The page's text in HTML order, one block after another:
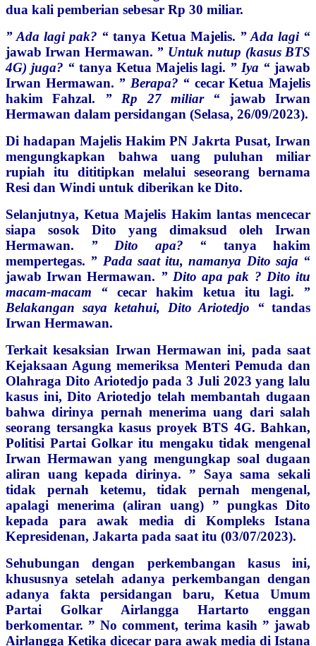
dua kali pemberian sebesar Rp 30 miliar.
” Ada lagi pak? “ tanya Ketua Majelis. ” Ada lagi “
jawab Irwan Hermawan. ” Untuk nutup (kasus BTS
4G) juga? “tanya Ketua Majelis lagi. ” Iya “ jawab
Irwan Hermawan. ” Berapa? “ cecar Ketua Majelis
hakim Fahzal. ” Rp 27 miliar “ jawab Irwan
Hermawan dalam persidangan (Selasa, 26/09/2023).
Di hadapan Majelis Hakim PN Jakrta Pusat, Irwan
mengungkapkan bahwa uang puluhan miliar
rupiah itu dititipkan melalui seseorang bernama
Resi dan Windi untuk diberikan ke Dito.
Selanjutnya, Ketua Majelis Hakim lantas mencecar
siapa sosok Dito yang dimaksud oleh Irwan
Hermawan. ” Dito apa? “ tanya hakim
mempertegas. ” Pada saat itu, namanya Dito saja “
jawab Irwan Hermawan. ” Dito apa pak ? Dito itu
macam-macam “ cecar hakim ketua itu lagi. ”
Belakangan saya ketahui, Dito Ariotedjo “tandas
Irwan Hermawan.
Terkait kesaksian Irwan Hermawan ini, pada saat
Kejaksaan Agung memeriksa Menteri Pemuda dan
Olahraga Dito Ariotedjo pada 3 Juli 2023 yang lalu
kasus ini, Dito Ariotedjo telah membantah dugaan
bahwa dirinya pernah menerima uang dari salah
seorang tersangka kasus proyek BTS 4G. Bahkan,
Politisi Partai Golkar itu mengaku tidak mengenal
Irwan Hermawan yang mengungkap soal dugaan
aliran uang kepada dirinya. ” Saya sama sekali
tidak pernah ketemu, tidak pernah mengenal,
apalagi menerima (aliran uang) ” pungkas Dito
kepada para awak media di Kompleks Istana
Kepresidenan, Jakarta pada saat itu (03/07/2023).
Sehubungan dengan perkembangan kasus ini,
khususnya setelah adanya perkembangan dengan
adanya fakta persidangan baru, Ketua Umum
Partai Golkar Airlangga Hartarto enggan
berkomentar. ” No comment, terima kasih ” jawab
Airlangga Ketika dicecar para awak media di Istana